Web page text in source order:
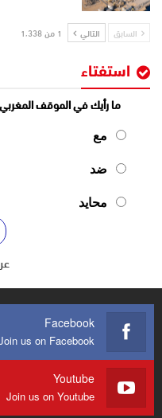
السابق التالي 1 من 1٬338
استفتاء
ما رأيك في الموقف
مع
ضد
محايد
Facebook
us on Facebook
Youtube
Join us on Youtube